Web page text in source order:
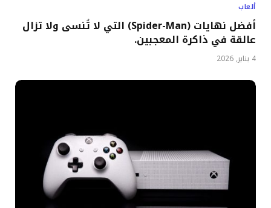
ألعاب
أفضل نهايات (Spider-Man) التي لا تُنسى ولا تزال
عالقة في ذاكرة المعجبين.
4 يناير, 2026